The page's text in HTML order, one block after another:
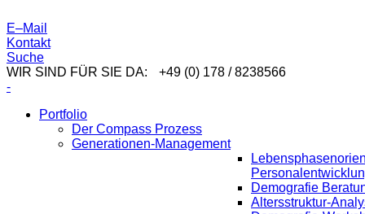
E–Mail
Kontakt
Suche
WIR SIND FÜR SIE DA:
+49 (0) 178 / 8238566
-
Portfolio
Der Compass Prozess
Generationen-Management
Demografie
Altersstruktur-